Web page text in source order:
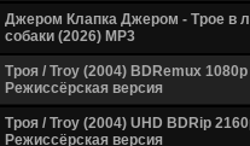
Джером Клапка Джером - Трое в
собаки (2026) MP3
Троя / Troy (2004) BDRemux 1080p |
Режиссёрская версия
Троя / Troy (2004) UHD BDRip
Режиссёрская версия